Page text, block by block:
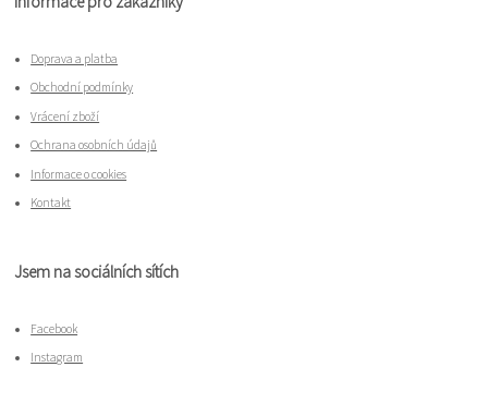
Doprava a platba
Obchodní podmínky
Vrácení zboží
Ochrana osobních údajů
Informace o cookies
Kontakt
Jsem na sociálních sítích
Facebook
Instagram